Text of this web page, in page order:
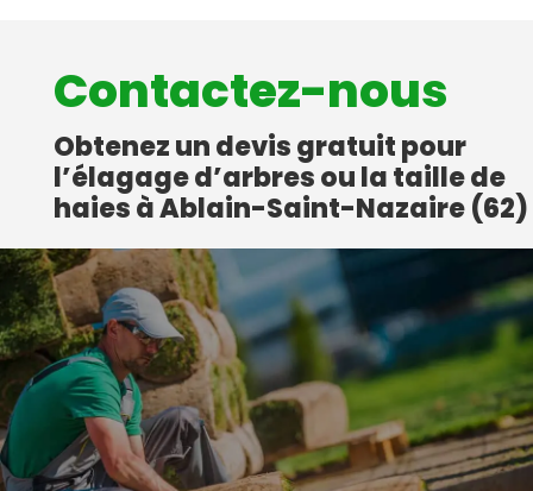
Contactez-nous
Obtenez un devis gratuit pour
l’élagage d’arbres ou la taille de
haies à Ablain-Saint-Nazaire (62)